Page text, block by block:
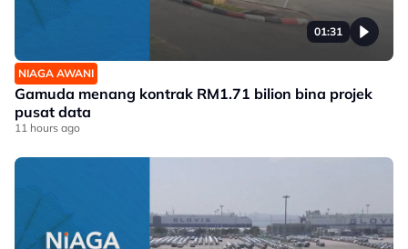
01:31
NIAGA AWANI
Gamuda menang kontrak RM1.71 bilion bina projek
pusat data
11 hours ago